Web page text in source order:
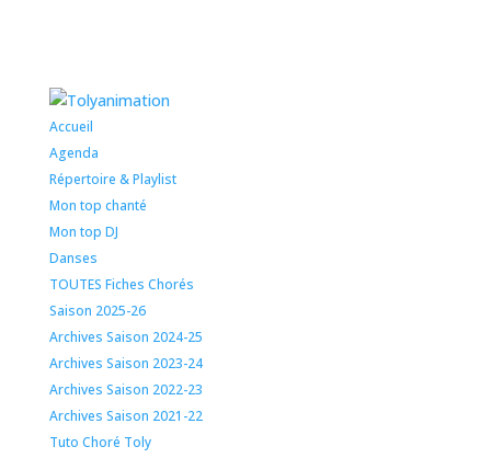
Accueil
Agenda
Répertoire & Playlist
Mon top chanté
Mon top DJ
Danses
TOUTES Fiches Chorés
Saison 2025-26
Archives Saison 2024-25
Archives Saison 2023-24
Archives Saison 2022-23
Archives Saison 2021-22
Tuto Choré Toly